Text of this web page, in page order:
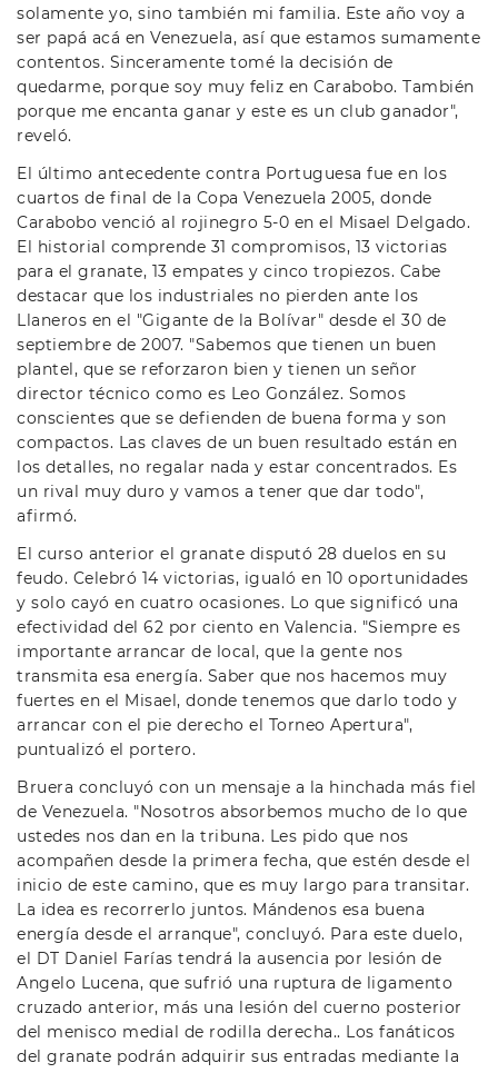
solamente yo, sino también mi familia. Este año voy a
ser papá acá en Venezuela, así que estamos sumamente
contentos. Sinceramente tomé la decisión de
quedarme, porque soy muy feliz en Carabobo. También
porque me encanta ganar y este es un club ganador",
reveló.
El último antecedente contra Portuguesa fue en los
cuartos de final de la Copa Venezuela 2005, donde
Carabobo venció al rojinegro 5-0 en el Misael Delgado.
El historial comprende 31 compromisos, 13 victorias
para el granate, 13 empates y cinco tropiezos. Cabe
destacar que los industriales no pierden ante los
Llaneros en el "Gigante de la Bolívar" desde el 30 de
septiembre de 2007. "Sabemos que tienen un buen
plantel, que se reforzaron bien y tienen un señor
director técnico como es Leo González. Somos
conscientes que se defienden de buena forma y son
compactos. Las claves de un buen resultado están en
los detalles, no regalar nada y estar concentrados. Es
un rival muy duro y vamos a tener que dar todo",
afirmó.
El curso anterior el granate disputó 28 duelos en su
feudo. Celebró 14 victorias, igualó en 10 oportunidades
y solo cayó en cuatro ocasiones. Lo que significó una
efectividad del 62 por ciento en Valencia. "Siempre es
importante arrancar de local, que la gente nos
transmita esa energía. Saber que nos hacemos muy
fuertes en el Misael, donde tenemos que darlo todo y
arrancar con el pie derecho el Torneo Apertura",
puntualizó el portero.
Bruera concluyó con un mensaje a la hinchada más fiel
de Venezuela. "Nosotros absorbemos mucho de lo que
ustedes nos dan en la tribuna. Les pido que nos
acompañen desde la primera fecha, que estén desde el
inicio de este camino, que es muy largo para transitar.
La idea es recorrerlo juntos. Mándenos esa buena
energía desde el arranque", concluyó. Para este duelo,
el DT Daniel Farías tendrá la ausencia por lesión de
Angelo Lucena, que sufrió una ruptura de ligamento
cruzado anterior, más una lesión del cuerno posterior
del menisco medial de rodilla derecha.. Los fanáticos
del granate podrán adquirir sus entradas mediante la